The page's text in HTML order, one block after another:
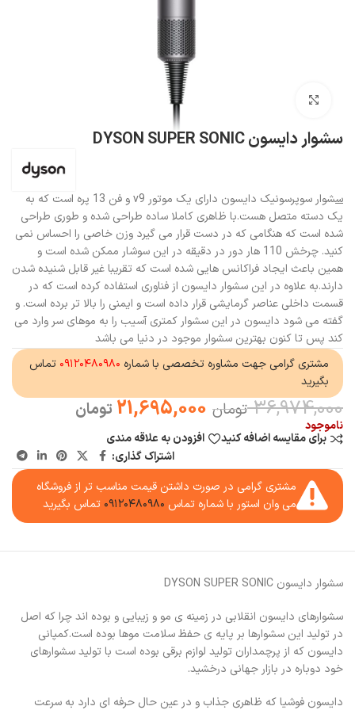
سشوار دایسون DYSON SUPER SONIC
س
شوار سوپرسونیک دایسون دارای یک موتور v9 و فن 13 پره است که به
یک دسته متصل هست.با ظاهری کاملا ساده طراحی شده و طوری طراحی
شده است که هنگامی که در دست قرار می گیرد وزن خاصی را احساس نمی
کنید. چرخش 110 هار دور در دقیقه در این سوشار ممکن شده است و
همین باعث ایجاد فراکانس هایی شده است که تقریبا غیر قابل شنیده شدن
دارند.به علاوه در این سشوار دایسون از فناوری استفاده کرده است که در
قسمت داخلی عناصر گرمایشی قرار داده است و ایمنی را بالا تر برده است. و
گفته می شود دایسون در این سشوار کمتری آسیب را به موهای سر وارد می
کند پس تا کنون بهترین سشوار موجود در دنیا می باشد
مشتری گرامی جهت مشاوره تخصصی با شماره ۰۹۱۲۰۴۸۰۹۸۰ تماس
بگیرید
36,974,000 تومان 21,695,000 تومان
ناموجود
برای مقایسه اضافه کنید
افزودن به علاقه مندی
اشتراک گذاری:
مشتری گرامی در صورت داشتن قیمت مناسب تر از فروشگاه
می وان استور با شماره تماس ۰۹۱۲۰۴۸۰۹۸۰ تماس بگیرید
سشوار دایسون DYSON SUPER SONIC
سشوارهای دایسون انقلابی در زمینه ی مو و زیبایی و بوده اند چرا که اصل
در تولید این سشوارها بر پایه ی حفظ سلامت موها بوده است.کمپانی
دایسون که از پرچمداران تولید لوازم برقی بوده است با تولید سشوارهای
خود دوباره در بازار جهانی درخشید.
دایسون فوشیا که ظاهری جذاب و در عین حال حرفه ای دارد به سرعت